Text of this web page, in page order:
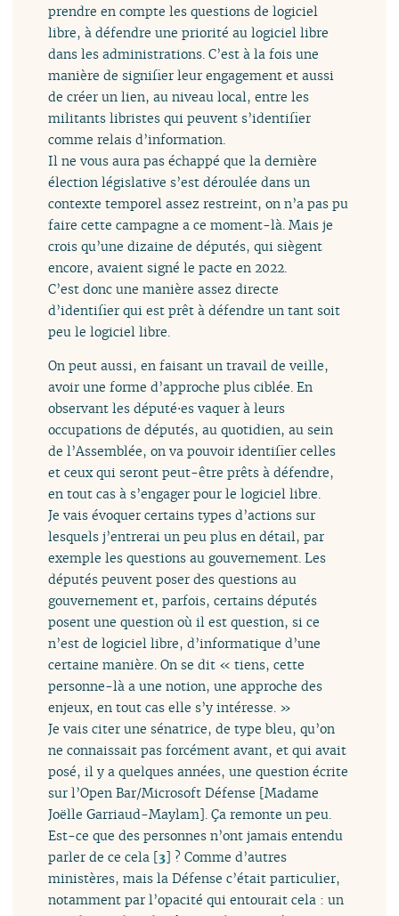
prendre en compte les questions de logiciel
libre, à défendre une priorité au logiciel libre
dans les administrations. C’est à la fois une
manière de signifier leur engagement et aussi
de créer un lien, au niveau local, entre les
militants libristes qui peuvent s’identifier
comme relais d’information.
Il ne vous aura pas échappé que la dernière
élection législative s’est déroulée dans un
contexte temporel assez restreint, on n’a pas pu
faire cette campagne a ce moment-là. Mais je
crois qu’une dizaine de députés, qui siègent
encore, avaient signé le pacte en 2022.
C’est donc une manière assez directe
d’identifier qui est prêt à défendre un tant soit
peu le logiciel libre.
On peut aussi, en faisant un travail de veille,
avoir une forme d’approche plus ciblée. En
observant les député⋅es vaquer à leurs
occupations de députés, au quotidien, au sein
de l’Assemblée, on va pouvoir identifier celles
et ceux qui seront peut-être prêts à défendre,
en tout cas à s’engager pour le logiciel libre.
Je vais évoquer certains types d’actions sur
lesquels j’entrerai un peu plus en détail, par
exemple les questions au gouvernement. Les
députés peuvent poser des questions au
gouvernement et, parfois, certains députés
posent une question où il est question, si ce
n’est de logiciel libre, d’informatique d’une
certaine manière. On se dit « tiens, cette
personne-là a une notion, une approche des
enjeux, en tout cas elle s’y intéresse. »
Je vais citer une sénatrice, de type bleu, qu’on
ne connaissait pas forcément avant, et qui avait
posé, il y a quelques années, une question écrite
sur l’Open Bar/Microsoft Défense [Madame
Joëlle Garriaud-Maylam]. Ça remonte un peu.
Est-ce que des personnes n’ont jamais entendu
parler de ce cela [3] ? Comme d’autres
ministères, mais la Défense c’était particulier,
notamment par l’opacité qui entourait cela : un